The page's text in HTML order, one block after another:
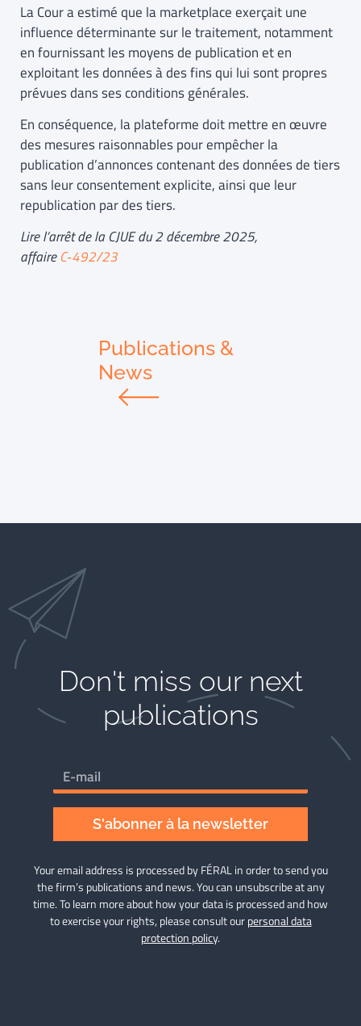
La Cour a estimé que la marketplace exerçait une
influence déterminante sur le traitement, notamment
en fournissant les moyens de publication et en
exploitant les données à des fins qui lui sont propres
prévues dans ses conditions générales.
En conséquence, la plateforme doit mettre en œuvre
des mesures raisonnables pour empêcher la
publication d’annonces contenant des données de tiers
sans leur consentement explicite, ainsi que leur
republication par des tiers.
Lire l’arrêt de la CJUE du 2 décembre 2025,
affaireC‑492/23
Publications &
News
Don't miss our next
publications​
S'abonner à la newsletter
Your email address is processed by FÉRAL in order to send you
the firm’s publications and news. You can unsubscribe at any
time. To learn more about how your data is processed and how
to exercise your rights, please consult ourpersonal data
protection policy.